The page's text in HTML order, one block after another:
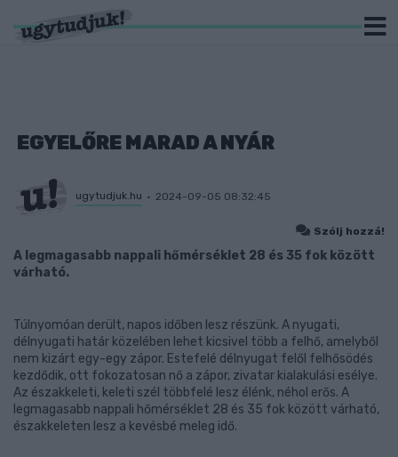
EGYELŐRE MARAD A NYÁR
ugytudjuk.hu 2024-09-05 08:32:45
Szólj hozzá!
A legmagasabb nappali hőmérséklet 28 és 35 fok között
várható.
Túlnyomóan derült, napos időben lesz részünk. A nyugati,
délnyugati határ közelében lehet kicsivel több a felhő, amelyből
nem kizárt egy-egy zápor. Estefelé délnyugat felől felhősödés
kezdődik, ott fokozatosan nő a zápor, zivatar kialakulási esélye.
Az északkeleti, keleti szél többfelé lesz élénk, néhol erős. A
legmagasabb nappali hőmérséklet 28 és 35 fok között várható,
északkeleten lesz a kevésbé meleg idő.